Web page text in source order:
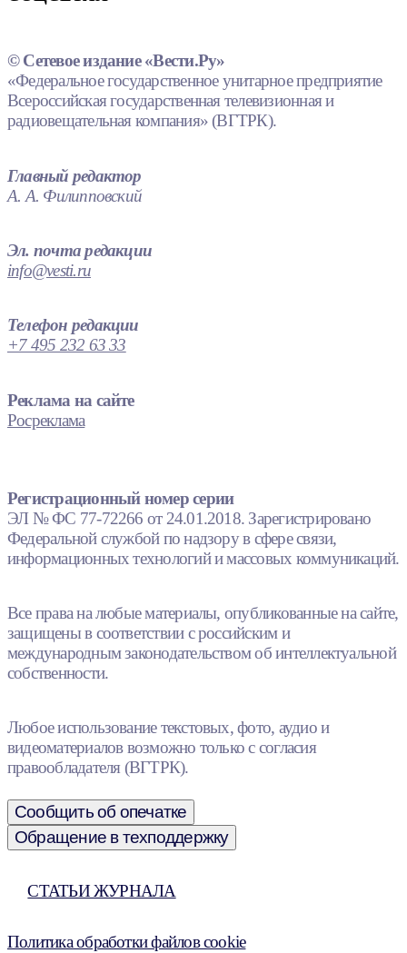
© Сетевое издание «Вести.Ру»
«Федеральное государственное унитарное предприятие
Всероссийская государственная телевизионная и
радиовещательная компания» (ВГТРК).
Главный редактор
А. А. Филипповский
Эл. почта редакции
info@vesti.ru
Телефон редакции
+7 495 232 63 33
Реклама на сайте
Росреклама
Регистрационный номер серии
ЭЛ № ФС 77-72266 от 24.01.2018. Зарегистрировано
Федеральной службой по надзору в сфере связи,
информационных технологий и массовых коммуникаций.
Все права на любые материалы, опубликованные на сайте,
защищены в соответствии с российским и
международным законодательством об интеллектуальной
собственности.
Любое использование текстовых, фото, аудио и
видеоматериалов возможно только с согласия
правообладателя (ВГТРК).
Сообщить об опечатке
Обращение в техподдержку
СТАТЬИ ЖУРНАЛА
Политика обработки файлов cookie